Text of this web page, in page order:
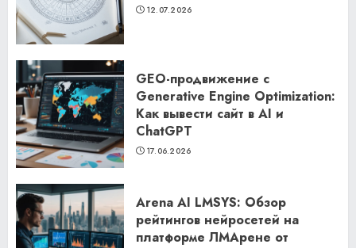
12.07.2026
GEO-продвижение с
Generative Engine Optimization:
Как вывести сайт в AI и
ChatGPT
17.06.2026
Arena AI LMSYS: Обзор
рейтингов нейросетей на
платформе ЛМАрене от